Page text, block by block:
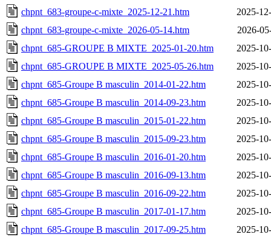
chpnt_683-groupe-c-mixte_2025-12-21.htm
2025-
chpnt_683-groupe-c-mixte_2026-05-14.htm
2026-
chpnt_685-GROUPE B MIXTE_2025-01-20.htm
2025-
chpnt_685-GROUPE B MIXTE_2025-05-26.htm
2025-
chpnt_685-Groupe B masculin_2014-01-22.htm
2025-
chpnt_685-Groupe B masculin_2014-09-23.htm
2025-
chpnt_685-Groupe B masculin_2015-01-22.htm
2025-
chpnt_685-Groupe B masculin_2015-09-23.htm
2025-
chpnt_685-Groupe B masculin_2016-01-20.htm
2025-
chpnt_685-Groupe B masculin_2016-09-13.htm
2025-
chpnt_685-Groupe B masculin_2016-09-22.htm
2025-
chpnt_685-Groupe B masculin_2017-01-17.htm
2025-
chpnt_685-Groupe B masculin_2017-09-25.htm
2025-